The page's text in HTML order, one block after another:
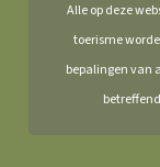
Alle op deze
toerisme
bepalingen van